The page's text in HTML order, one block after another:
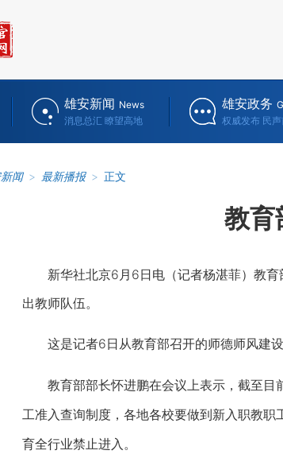
雄安新闻 News
消息总汇 瞭望高地
雄安政务
权威发布 民声
闻 > 最新播报 > 正文
教育
新华社北京6月6日电（记者杨湛菲）教育
出教师队伍。
这是记者6日从教育部召开的师德师风建设
教育部部长怀进鹏在会议上表示，截至目
工准入查询制度，各地各校要做到新入职教
育全行业禁止进入。